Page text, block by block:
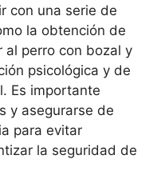
con una serie de
la obtención de
al perro con bozal y
psicológica y de
Es importante
y asegurarse de
para evitar
la seguridad de